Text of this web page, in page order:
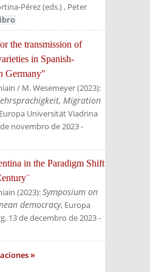
Pérez (eds.), Peter
the transmission of
in Spanish-
Germany"
/ M. Wesemeyer(2023):
Migration
Universität Viadrina
novembro de 2023-
in the Paradigm Shift
(2023):Symposium on
democracy, Europa
13 de decembro de 2023-